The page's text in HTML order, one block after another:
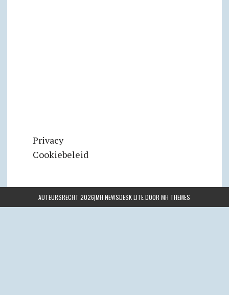
Privacy
Cookiebeleid
AUTEURSRECHT 2026|MH NEWSDESK LITE DOORMH THEMES